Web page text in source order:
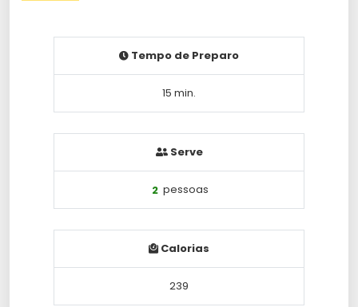
Tempo de Preparo
15 min.
Serve
2 pessoas
Calorias
239